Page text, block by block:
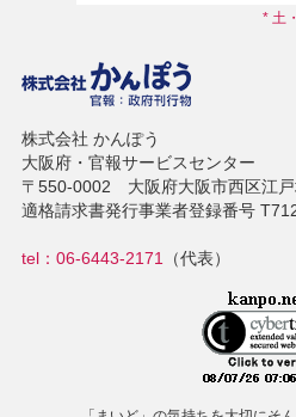
* 土
株式会社 かんぽう
大阪府・官報サービスセンター
〒550-0002 大阪府大阪市西区江
適格請求書発行事業者登録番号
tel：06-6443-2171 （代表）